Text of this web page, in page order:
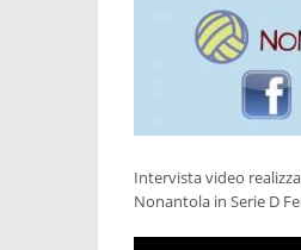
Intervista video
Nonantola in Serie D